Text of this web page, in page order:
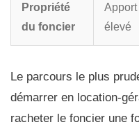
Propriété
du foncier
Apport
élevé
Le parcours le plus
démarrer en location-
racheter le foncier une